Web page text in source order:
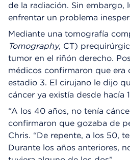
de la radiación. Sin embargo,
enfrentar un problema
Mediante una tomografía
Tomography, CT)
tumor en el riñón derecho.
médicos confirmaron que era
estadio 3. El cirujano le dijo
cáncer ya existía desde hacía
“A los 40 años, no tenía
confirmaron que gozaba de
Chris. “De repente, a los 50,
Durante los años anteriores,